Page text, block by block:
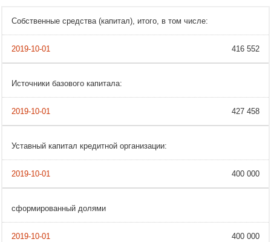
Собственные средства (капитал), итого, в том числе:
416 552
Источники базового капитала:
427 458
Уставный капитал кредитной организации:
400 000
сформированный долями
400 000